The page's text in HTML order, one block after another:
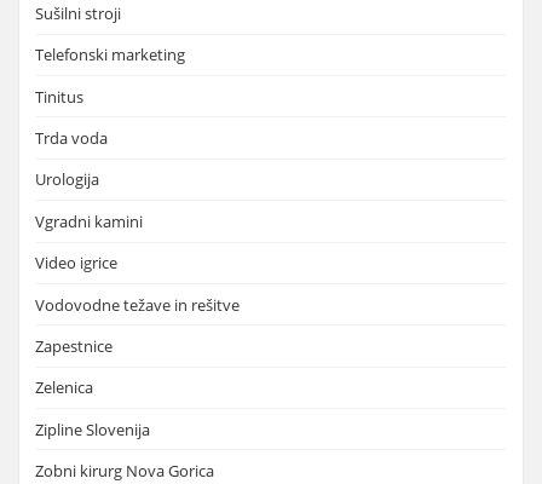
Sušilni stroji
Telefonski marketing
Tinitus
Trda voda
Urologija
Vgradni kamini
Video igrice
Vodovodne težave in rešitve
Zapestnice
Zelenica
Zipline Slovenija
Zobni kirurg Nova Gorica